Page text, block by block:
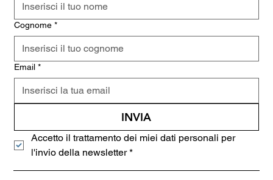
Cognome *
Email *
INVIA
Accetto il trattamento dei miei dati personali per
l'invio della newsletter *